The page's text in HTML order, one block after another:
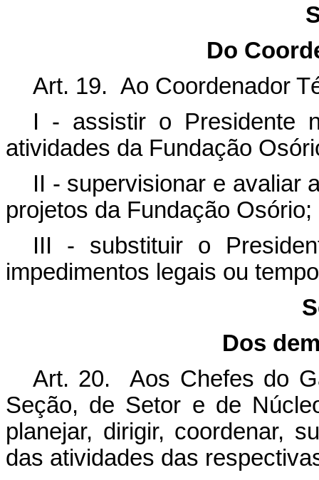
Do
Art. 19. Ao Coordenador
I - assistir o Presidente
atividades da Fundação
II - supervisionar e avaliar
projetos da Fundação Osório;
III - substituir o
impedimentos legais ou
Dos
Art. 20. Aos Chefes do
Seção, de Setor e de
planejar, dirigir, coordenar,
das atividades das